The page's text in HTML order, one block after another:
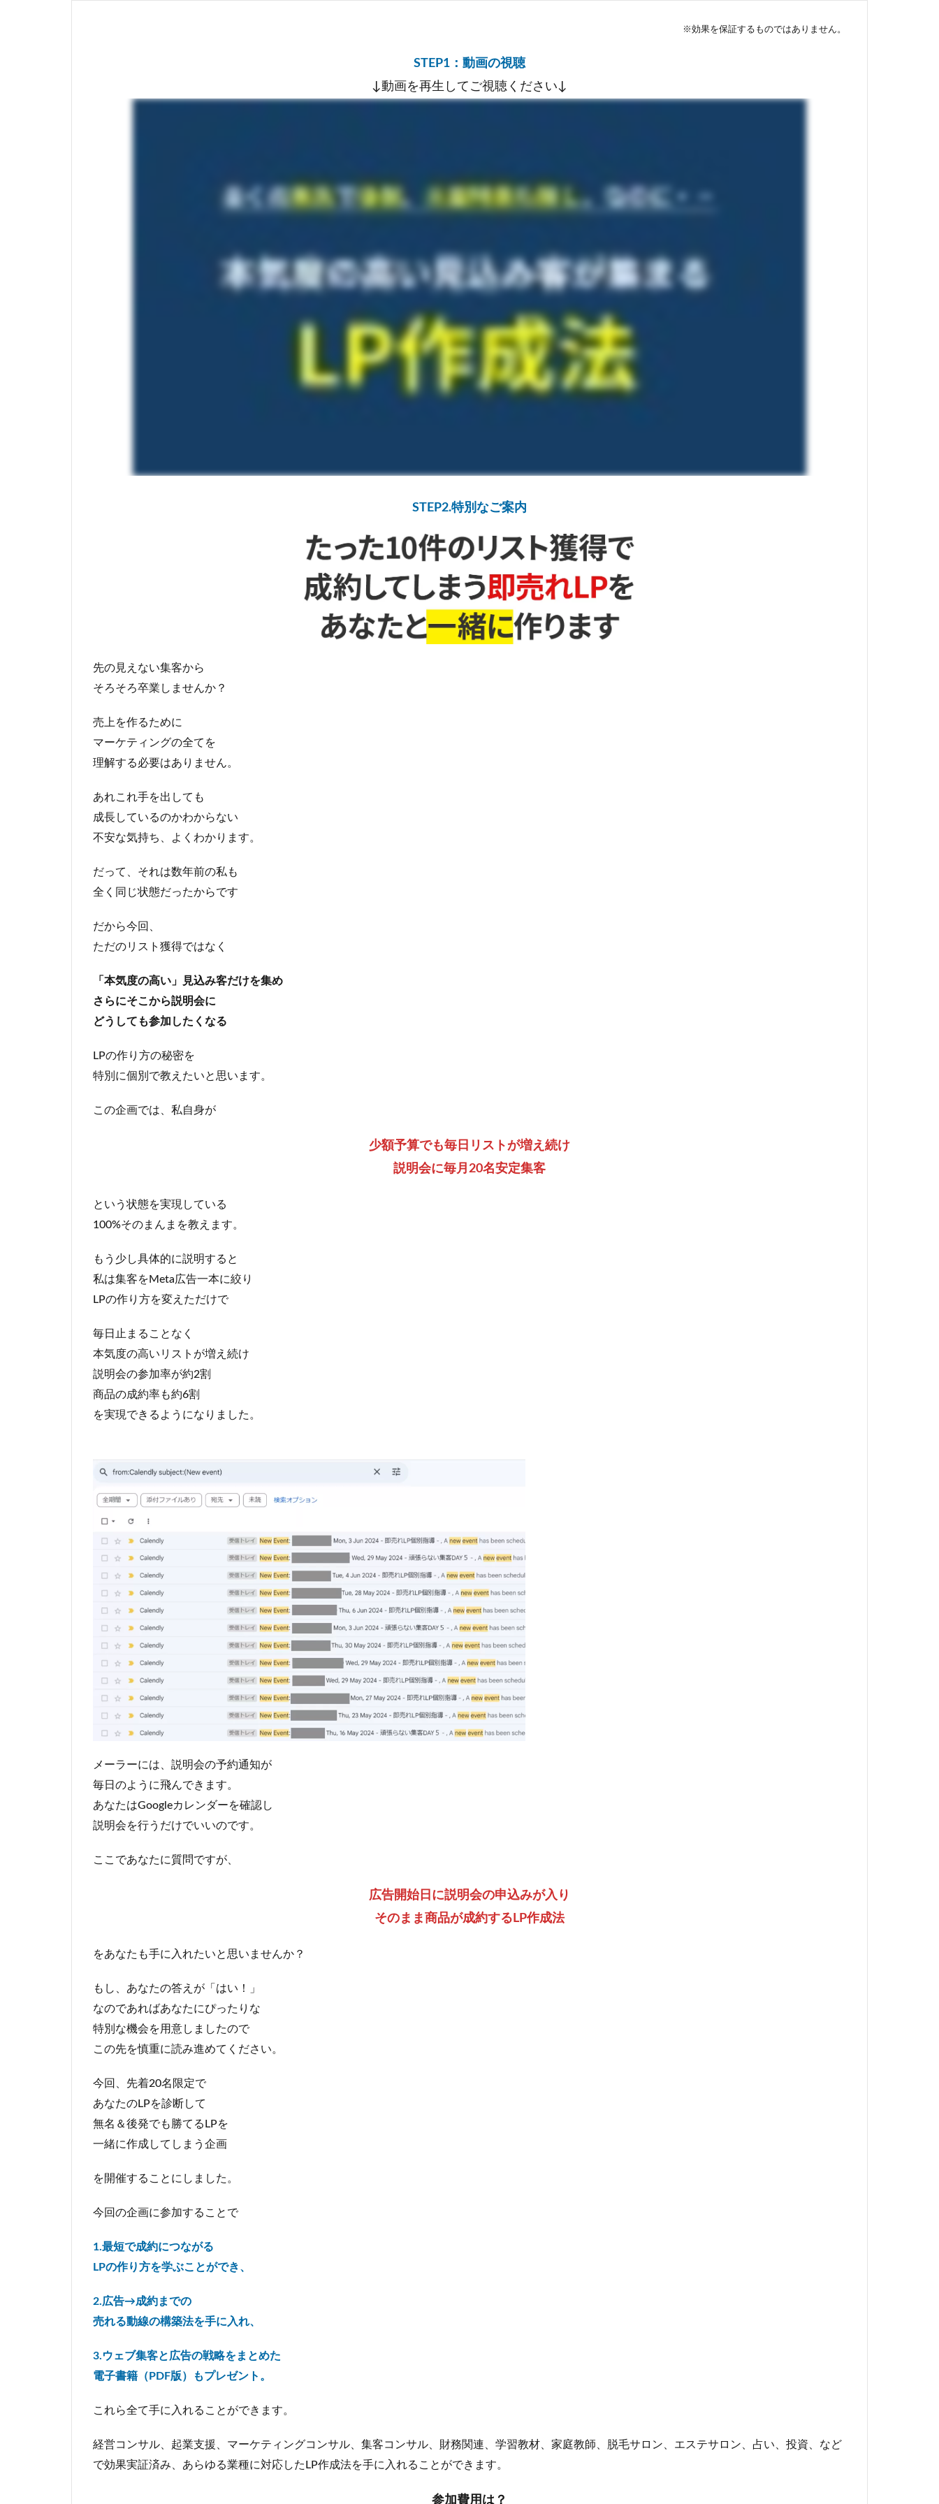
※効果を保証するものではありません。
STEP1：動画の視聴
↓動画を再生してご視聴ください↓
STEP2.特別なご案内
先の見えない集客から
そろそろ卒業しませんか？
売上を作るために
マーケティングの全てを
理解する必要はありません。
あれこれ手を出しても
成長しているのかわからない
不安な気持ち、よくわかります。
だって、それは数年前の私も
全く同じ状態だったからです
だから今回、
ただのリスト獲得ではなく
「本気度の高い」見込み客だけを集め
さらにそこから説明会に
どうしても参加したくなる
LPの作り方の秘密を
特別に個別で教えたいと思います。
この企画では、私自身が
少額予算でも毎日リストが増え続け
説明会に毎月20名安定集客
という状態を実現している
100%そのまんまを教えます。
もう少し具体的に説明すると
私は集客をMeta広告一本に絞り
LPの作り方を変えただけで
毎日止まることなく
本気度の高いリストが増え続け
説明会の参加率が約2割
商品の成約率も約6割
を実現できるようになりました。
メーラーには、説明会の予約通知が
毎日のように飛んできます。
あなたはGoogleカレンダーを確認し
説明会を行うだけでいいのです。
ここであなたに質問ですが、
広告開始日に説明会の申込みが入り
そのまま商品が成約するLP作成法
をあなたも手に入れたいと思いませんか？
もし、あなたの答えが「はい！」
なのであればあなたにぴったりな
特別な機会を用意しましたので
この先を慎重に読み進めてください。
今回、先着20名限定で
あなたのLPを診断して
無名＆後発でも勝てるLPを
一緒に作成してしまう企画
を開催することにしました。
今回の企画に参加することで
1.最短で成約につながる
LPの作り方を学ぶことができ、
2.広告→成約までの
売れる動線の構築法を手に入れ、
3.ウェブ集客と広告の戦略をまとめた
電子書籍（PDF版）もプレゼント。
これら全て手に入れることができます。
経営コンサル、起業支援、マーケティングコンサル、集客コンサル、財務関連、学習教材、家庭教師、脱毛サロン、エステサロン、占い、投資、など
で効果実証済み、あらゆる業種に対応したLP作成法を手に入れることができます。
参加費用は？